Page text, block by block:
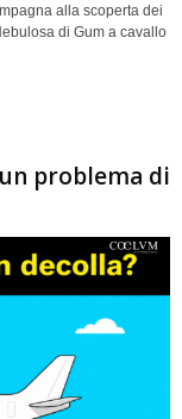
alla scoperta dei
di Gum a cavallo
problema di